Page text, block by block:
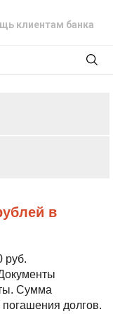
клиентам банка
руб.
Сумма
долгов.